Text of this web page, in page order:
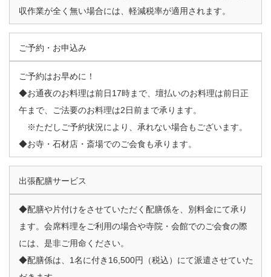
収作業が全く無い場合には、軽減税率が適用されます。
ご予約・お申込み
ご予約はお早めに！
◆お通夜のお料理は前日17時まで、壇払いのお料理は前日正
午まで、ご法要のお料理は2日前まで承ります。
※ただしご予約状況により、承れない場合もございます。
◆お寺・石材店・斎場でのご会食も承ります。
出張配膳サービス
◆配膳や片付けをさせていただく配膳係を、別料金にて承り
ます。会席料理をご利用の場合や寺院・会館でのご会食の際
には、是非ご用命ください。
◆配膳係は、1名に付き16,500円（税込）にて派遣させていた